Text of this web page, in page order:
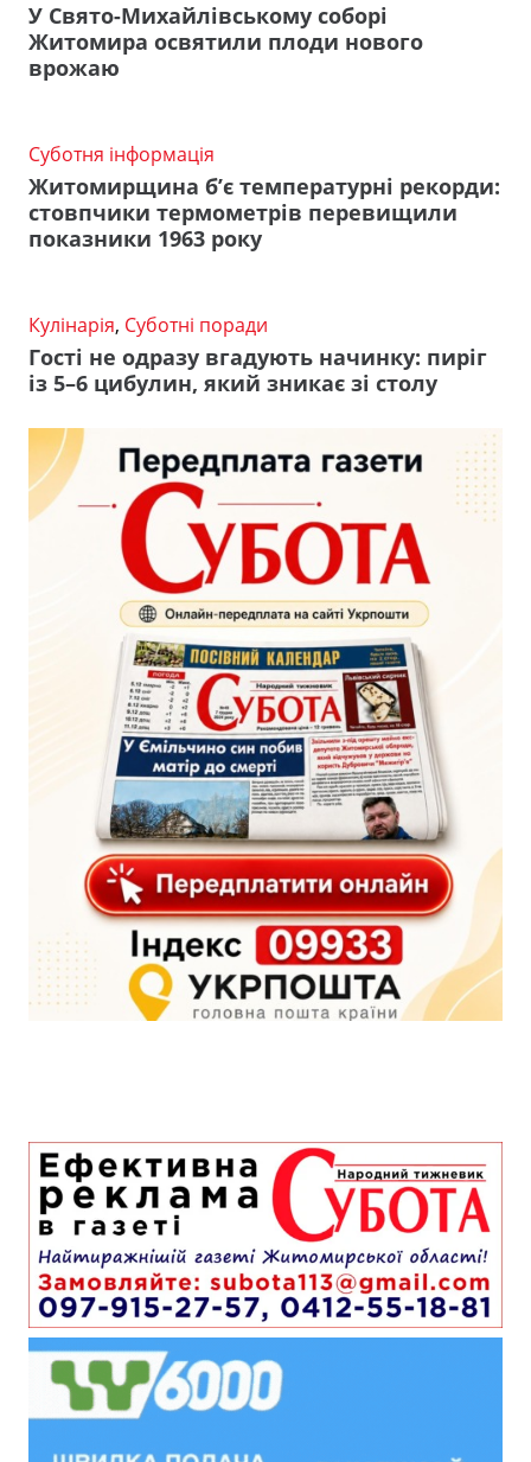
У Свято-Михайлівському соборі
Житомира освятили плоди нового
врожаю
Суботня інформація
Житомирщина б’є температурні рекорди:
стовпчики термометрів перевищили
показники 1963 року
Кулінарія, Суботні поради
Гості не одразу вгадують начинку: пиріг
із 5–6 цибулин, який зникає зі столу